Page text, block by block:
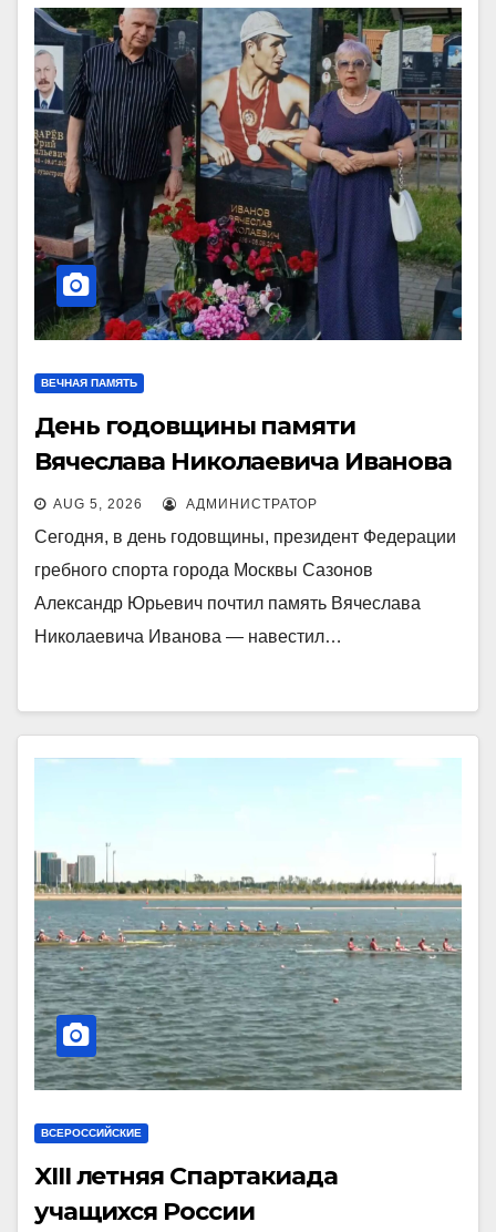
ВЕЧНАЯ ПАМЯТЬ
День годовщины памяти
Вячеслава Николаевича Иванова
AUG 5, 2026 АДМИНИСТРАТОР
Сегодня, в день годовщины, президент Федерации
гребного спорта города Москвы Сазонов
Александр Юрьевич почтил память Вячеслава
Николаевича Иванова — навестил…
ВСЕРОССИЙСКИЕ
XIII летняя Спартакиада
учащихся России